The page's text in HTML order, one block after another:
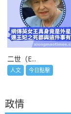
二世（E...
人文 今日點擊
政情